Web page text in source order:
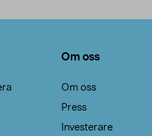
Om oss
Om oss
Press
Investerare